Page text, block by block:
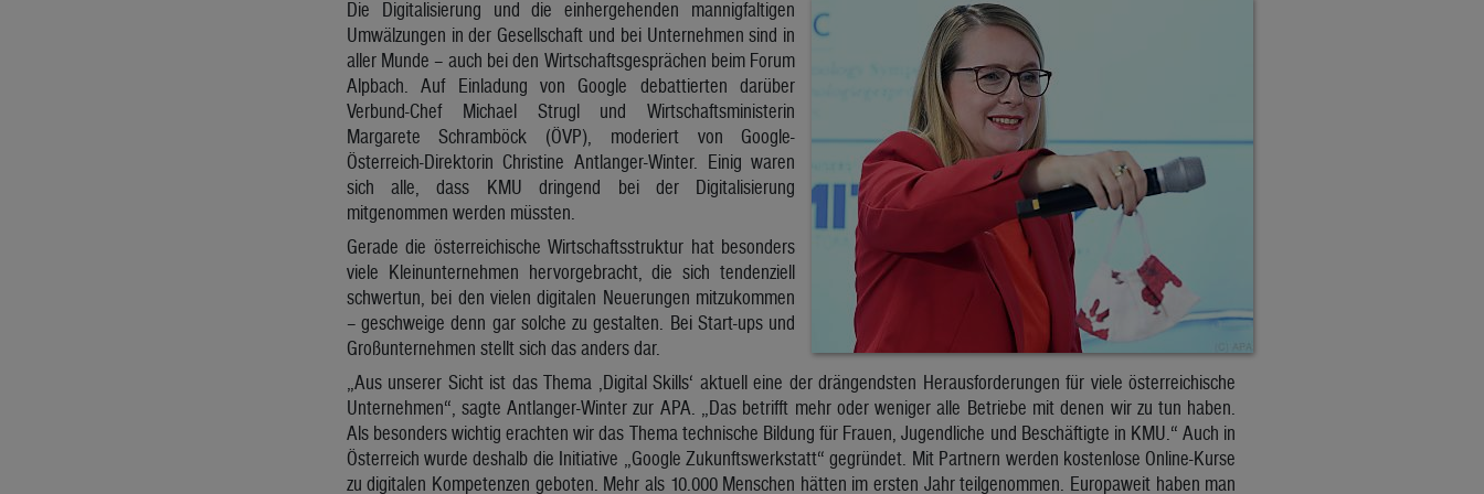
Die Digitalisierung und die einhergehenden mannigfaltigen
Umwälzungen in der Gesellschaft und bei Unternehmen sind in
aller Munde – auch bei den Wirtschaftsgesprächen beim Forum
Alpbach. Auf Einladung von Google debattierten darüber
Verbund-Chef Michael Strugl und Wirtschaftsministerin
Margarete Schramböck (ÖVP), moderiert von Google-
Österreich-Direktorin Christine Antlanger-Winter. Einig waren
sich alle, dass KMU dringend bei der Digitalisierung
mitgenommen werden müssten.
Gerade die österreichische Wirtschaftsstruktur hat besonders
viele Kleinunternehmen hervorgebracht, die sich tendenziell
schwertun, bei den vielen digitalen Neuerungen mitzukommen
– geschweige denn gar solche zu gestalten. Bei Start-ups und
Großunternehmen stellt sich das anders dar.
„Aus unserer Sicht ist das Thema ‚Digital Skills‘ aktuell eine der drängendsten Herausforderungen für viele österreichische
Unternehmen“, sagte Antlanger-Winter zur APA. „Das betrifft mehr oder weniger alle Betriebe mit denen wir zu tun haben.
Als besonders wichtig erachten wir das Thema technische Bildung für Frauen, Jugendliche und Beschäftigte in KMU.“ Auch in
Österreich wurde deshalb die Initiative „Google Zukunftswerkstatt“ gegründet. Mit Partnern werden kostenlose Online-Kurse
zu digitalen Kompetenzen geboten. Mehr als 10.000 Menschen hätten im ersten Jahr teilgenommen. Europaweit haben man